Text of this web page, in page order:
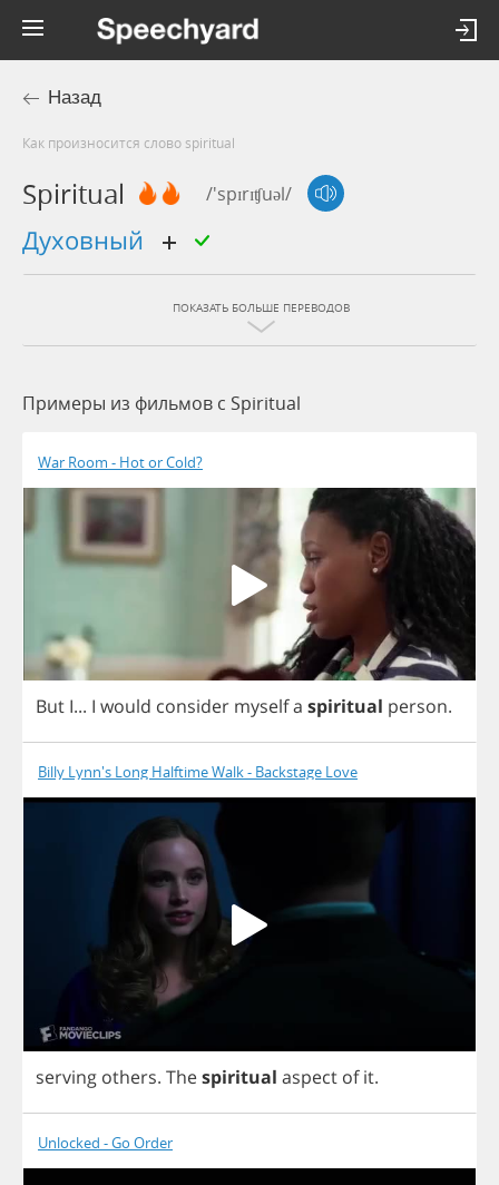
Назад
Как произносится слово spiritual
Spiritual /'spɪrɪʧuəl/
духовный
ПОКАЗАТЬ БОЛЬШЕ ПЕРЕВОДОВ
Примеры из фильмов c Spiritual
War Room - Hot or Cold?
But I... I would consider myselfa spiritual person.
Billy Lynn's Long Halftime Walk - Backstage Love
serving others. Thespiritual aspect of it.
Unlocked - Go Order